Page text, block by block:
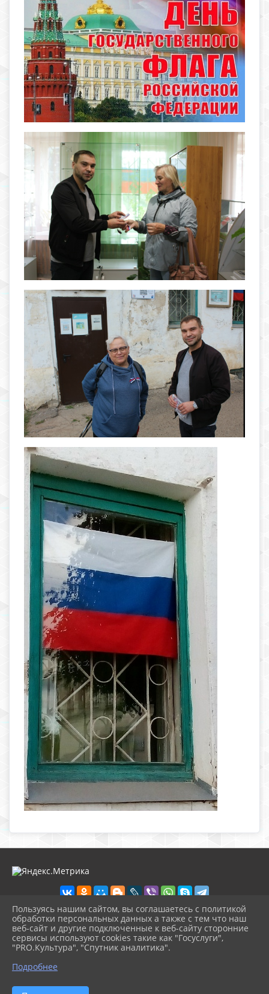
2026 г. nolinsk-museum.ru
Вход
Карта сайта
Политика обработки персональных данных
Сделано на KubCMS
Пользуясь нашим сайтом, вы соглашаетесь с политикой
обработки персональных данных а также с тем что наш
веб-сайт и другие подключенные к веб-сайту сторонние
сервисы используют cookies такие как "Госуслуги",
"PRO.Культура", "Спутник аналитика".
Подробнее